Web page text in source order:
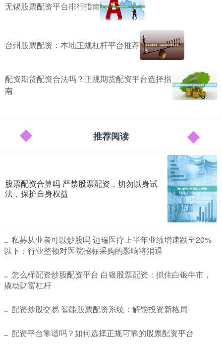
无锡股票配资平台排行指南
台州股票配资：本地正规杠杆平台推荐
配资期货配资合法吗？正规期货配资平台选择指
南
推荐阅读
股票配资合算吗 严禁股票配资，切勿以身试
法，保护自身权益
​私募从业者可以炒股吗 迈瑞医疗上半年业绩增速跌至20%
以下：行业整顿对医院招标采购的影响将消退
​怎么样配资炒股配资平台 白银股票配资：抓住白银牛市，
撬动财富杠杆
​配资炒股交易 智能股票配资系统：解锁投资新格局
​配资平台靠谱吗？如何选择正规可靠的股票配资平台